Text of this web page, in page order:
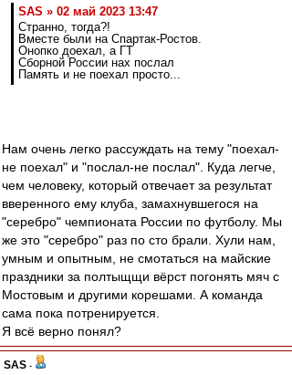
SAS » 02 май 2023 13:47
Странно, тогда?!
Вместе были на Спартак-Ростов.
Онопко доехал, а ГТ
Сборной России нах послал
Память и не поехал просто...
Нам очень легко рассуждать на тему "поехал-
не поехал" и "послал-не послал". Куда легче,
чем человеку, который отвечает за результат
вверенного ему клуба, замахнувшегося на
"серебро" чемпионата России по футболу. Мы
же это "серебро" раз по сто брали. Хули нам,
умным и опытным, не смотаться на майские
праздники за полтыщщи вёрст погонять мяч с
Мостовым и другими корешами. А команда
сама пока потренируется.
Я всё верно понял?
SAS -